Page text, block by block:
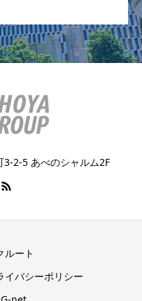
2-5 あべのシャルム2F
ルート
イバシーポリシー